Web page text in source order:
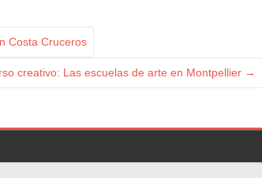
Costa Cruceros
creativo: Las escuelas de arte en Montpellier →